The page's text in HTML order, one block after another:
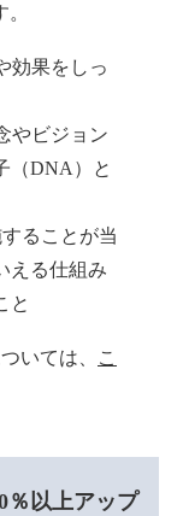
効果をしっ
やビジョン
（DNA）と
ることが当
える仕組み
と
いては、
こ
％以上アップ